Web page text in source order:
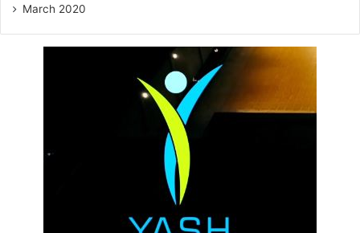
March 2020